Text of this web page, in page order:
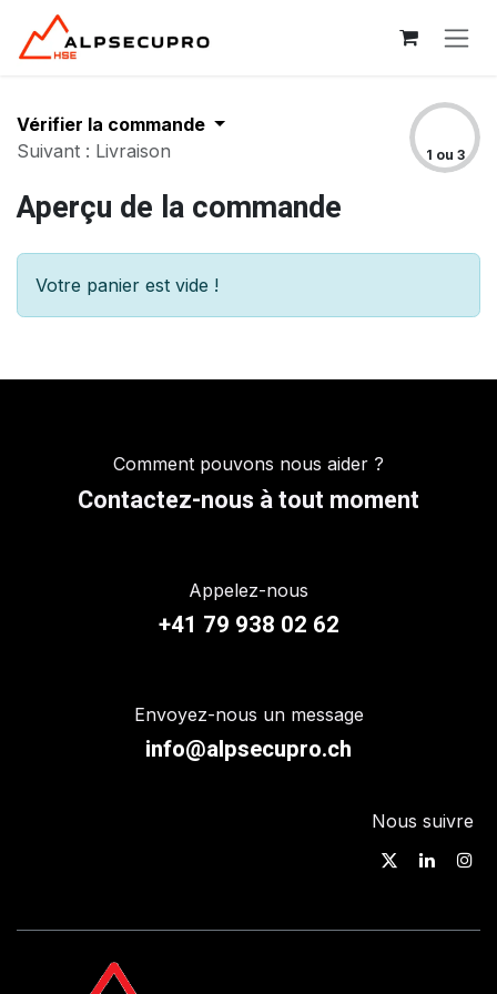
Se rendre au contenu
Vérifier la commande
Suivant : Livraison
1 ou 3
Aperçu de la commande
Votre panier est vide !
Comment pouvons nous aider ?
Contactez-nous à tout moment
Appelez-nous
+41 79 938 02 62
Envoyez-nous un message
info@alpsecupro.ch
Nous suivre